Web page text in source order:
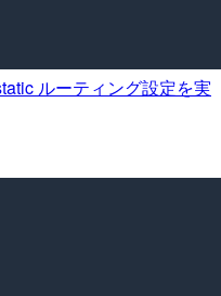
ルーティング設定を実